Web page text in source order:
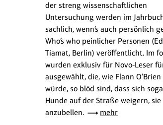
der streng wissenschaftlichen
Untersuchung werden im
sachlich, wenn’s auch persönlich
Who’s who peinlicher Personen
Tiamat, Berlin) veröffentlicht. Im
wurden exklusiv für Novo-Leser
ausgewählt, die, wie Flann O’Brien
würde, so blöd sind, dass sich
Hunde auf der Straße weigern, sie
anzubellen.
mehr